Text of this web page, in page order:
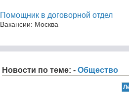
Помощник в договорной отдел
Вакансии: Москва
Новости по теме: - Общество